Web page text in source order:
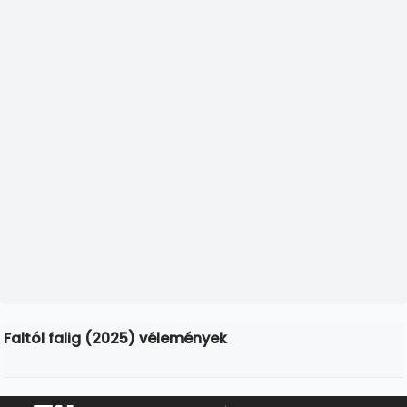
Faltól falig (2025) vélemények